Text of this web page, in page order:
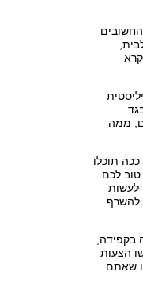
ממה
תוכלו
לכם.
לעשות
להשרף
בקפידה,
הצעות
שאתם